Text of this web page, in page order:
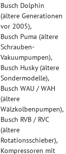
Busch Dolphin
(ältere Generationen
vor 2005),
Busch Puma (ältere
Schrauben-
Vakuumpumpen),
Busch Husky (ältere
Sondermodelle),
Busch WAU / WAH
(ältere
Wälzkolbenpumpen),
Busch RVB / RVC
(ältere
Rotationsschieber),
Kompressoren mit